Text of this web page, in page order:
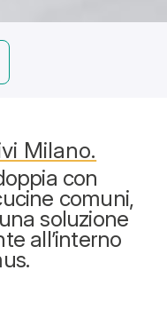
Milano.
con
comuni,
soluzione
all’interno